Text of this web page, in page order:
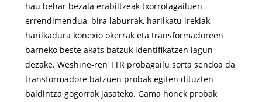
hau behar bezala erabiltzeak txorrotagailuen
errendimendua, bira laburrak, harilkatu irekiak,
harilkadura konexio okerrak eta transformadoreen
barneko beste akats batzuk identifikatzen lagun
dezake. Weshine-ren TTR probagailu sorta sendoa da
transformadore batzuen probak egiten dituzten
baldintza gogorrak jasateko. Gama honek probak